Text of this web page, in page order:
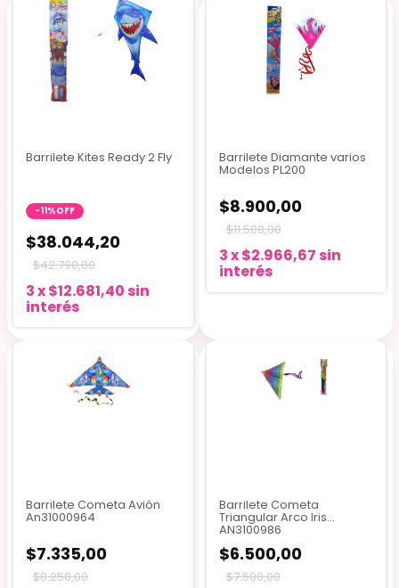
Barrilete Kites Ready 2 Fly
-11%OFF
$38.044,20
$42.790,00
3x$12.681,40 sin
interés
Barrilete Diamante varios
Modelos PL200
$8.900,00
$11.500,00
3x$2.966,67 sin
interés
Barrilete Cometa Avión
An31000964
$7.335,00
$8.250,00
Barrilete Cometa
Triangular Arco Iris
AN3100986
$6.500,00
$7.500,00